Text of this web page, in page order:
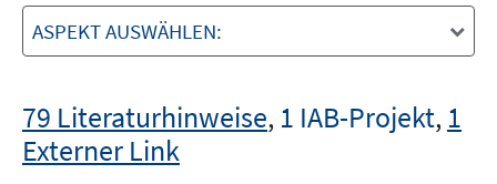
ASPEKT AUSWÄHLEN:
79 Literaturhinweise, 1 IAB-Projekt, 1
Externer Link